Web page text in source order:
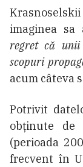
imaginea
regret că unii
scopuri
acum câteva
Potrivit
obținute de
(perioada
frecvent în